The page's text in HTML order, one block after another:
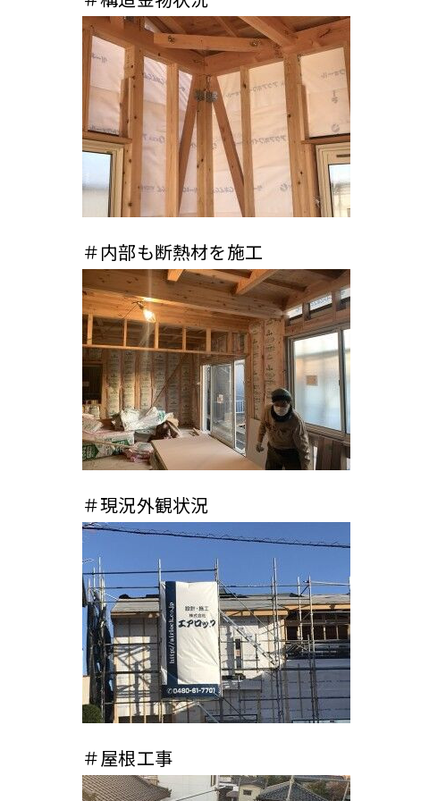
＃内部も断熱材を施工
＃現況外観状況
＃屋根工事